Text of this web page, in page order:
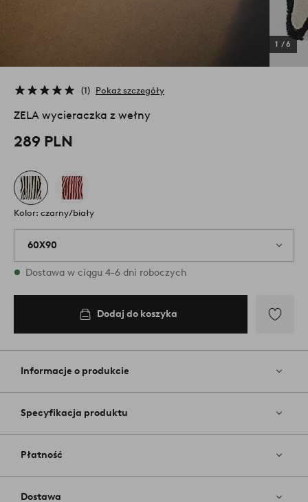
1 /6
1 Pokaż szczegóły
ZELA wycieraczka z wełny
289 PLN
Kolor: czarny/biały
60X90
W magazynie
Dostawa w ciągu 4-6 dni roboczych
Dodaj do koszyka
do
Informacje o produkcie
Specyfikacja produktu
Płatność
Dostawa